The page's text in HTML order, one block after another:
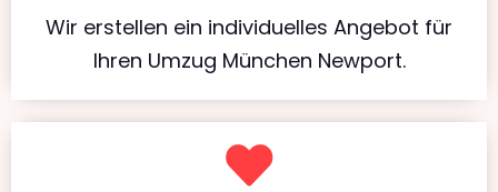
Wir erstellen ein individuelles Angebot für
Ihren Umzug München Newport.